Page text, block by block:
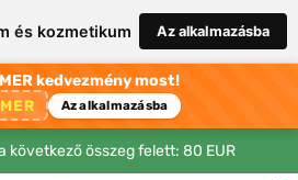
és kozmetikum Az alkalmazásba
kedvezmény most!
Az alkalmazásba
következő összeg felett: 80 EUR